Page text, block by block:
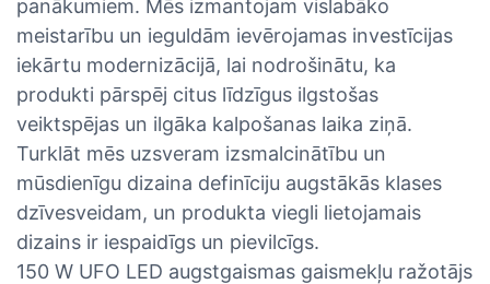
panākumiem. Mēs izmantojam vislabāko
meistarību un ieguldām ievērojamas investīcijas
iekārtu modernizācijā, lai nodrošinātu, ka
produkti pārspēj citus līdzīgus ilgstošas ​​
veiktspējas un ilgāka kalpošanas laika ziņā.
Turklāt mēs uzsveram izsmalcinātību un
mūsdienīgu dizaina definīciju augstākās klases
dzīvesveidam, un produkta viegli lietojamais
dizains ir iespaidīgs un pievilcīgs.
150 W UFO LED augstgaismas gaismekļu ražotājs